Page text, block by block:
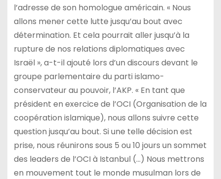
l’adresse de son homologue américain. « Nous
allons mener cette lutte jusqu’au bout avec
détermination. Et cela pourrait aller jusqu’à la
rupture de nos relations diplomatiques avec
Israël », a-t-il ajouté lors d’un discours devant le
groupe parlementaire du parti islamo-
conservateur au pouvoir, l’AKP. « En tant que
président en exercice de l’OCI (Organisation de la
coopération islamique), nous allons suivre cette
question jusqu’au bout. Si une telle décision est
prise, nous réunirons sous 5 ou 10 jours un sommet
des leaders de l’OCI à Istanbul (…) Nous mettrons
en mouvement tout le monde musulman lors de